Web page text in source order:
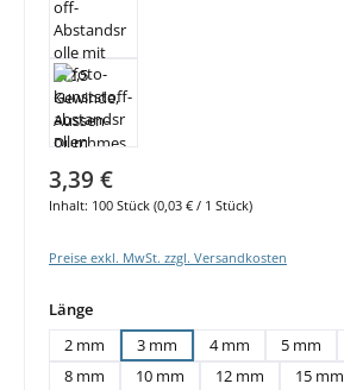
3,39 €
Inhalt: 100 Stück (0,03 € / 1 Stück)
Preise exkl. MwSt. zzgl. Versandkosten
Längeauswählen
2 mm
3 mm 4 mm 5 mm
8 mm
10 mm 12 mm 15 mm